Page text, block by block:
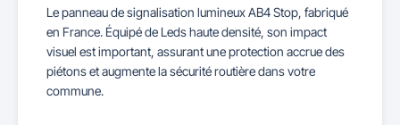
Le panneau de signalisation lumineux AB4 Stop, fabriqué
en France. Équipé de Leds haute densité, son impact
visuel est important, assurant une protection accrue des
piétons et augmente la sécurité routière dans votre
commune.